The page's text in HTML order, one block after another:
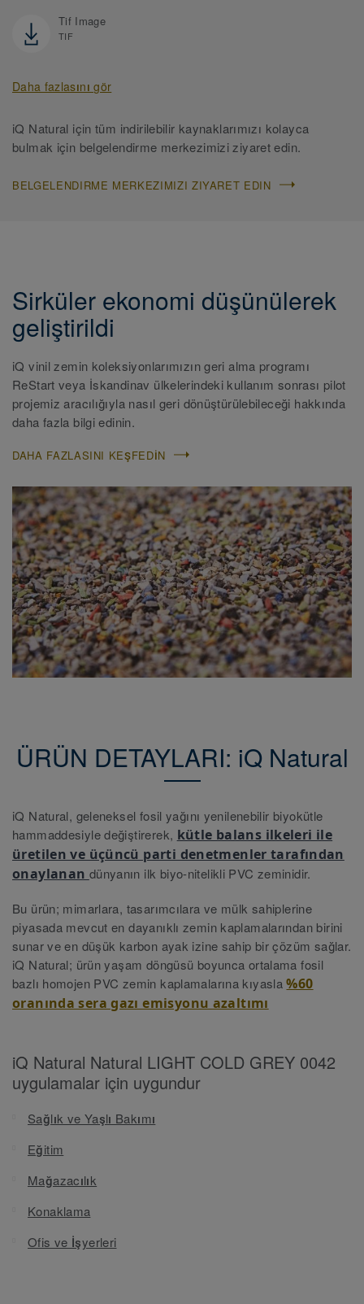
Tif Image
TIF
Daha fazlasını gör
iQ Natural için tüm indirilebilir kaynaklarımızı kolayca
bulmak için belgelendirme merkezimizi ziyaret edin.
BELGELENDIRME MERKEZIMIZI ZIYARET EDIN
Sirküler ekonomi düşünülerek
geliştirildi
iQ vinil zemin koleksiyonlarımızın geri alma programı
ReStart veya İskandinav ülkelerindeki kullanım sonrası pilot
projemiz aracılığıyla nasıl geri dönüştürülebileceği hakkında
daha fazla bilgi edinin.
DAHA FAZLASINI KEŞFEDIN
ÜRÜN DETAYLARI: iQ Natural
iQ Natural, geleneksel fosil yağını yenilenebilir biyokütle
hammaddesiyle değiştirerek, kütle balans ilkeleri ile
üretilen ve üçüncü parti denetmenler tarafından
onaylanan dünyanın ilk biyo-nitelikli PVC zeminidir.
Bu ürün; mimarlara, tasarımcılara ve mülk sahiplerine
piyasada mevcut en dayanıklı zemin kaplamalarından birini
sunar ve en düşük karbon ayak izine sahip bir çözüm sağlar.
iQ Natural; ürün yaşam döngüsü boyunca ortalama fosil
bazlı homojen PVC zemin kaplamalarına kıyasla%60
oranında sera gazı emisyonu azaltımı
iQ Natural Natural LIGHT COLD GREY 0042
uygulamalar için uygundur
Sağlık ve Yaşlı Bakımı
Eğitim
Mağazacılık
Konaklama
Ofis ve İşyerleri